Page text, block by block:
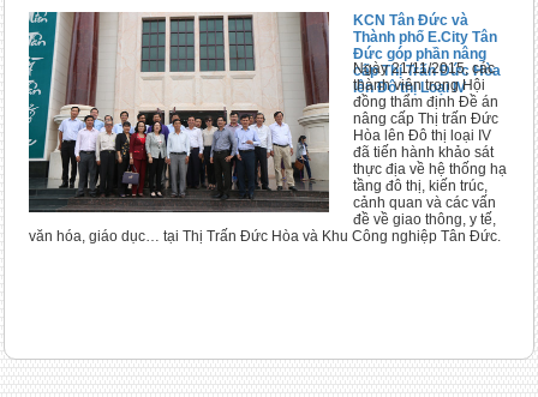
KCN Tân Đức và
Thành phố E.City Tân
Đức góp phần nâng
cấp Thị Trấn Đức Hòa
lên Đô thị Loại IV
Ngày 21/11/2015, các
thành viên trong Hội
đồng thẩm định Đề án
nâng cấp Thị trấn Đức
Hòa lên Đô thị loại IV
đã tiến hành khảo sát
thực địa về hệ thống hạ
tầng đô thị, kiến trúc,
cảnh quan và các vấn
đề về giao thông, y tế,
văn hóa, giáo dục… tại Thị Trấn Đức Hòa và Khu Công nghiệp Tân Đức.